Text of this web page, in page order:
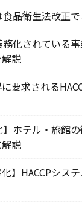
食品衛生法改正
務化されている
説
要求される
】ホテル・旅館
説
化】HACCPシス